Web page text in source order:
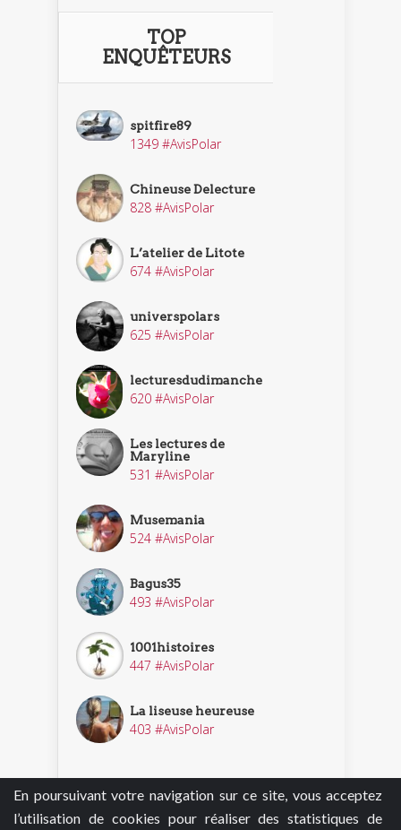
En poursuivant votre navigation sur ce site, vous acceptez
l’utilisation de cookies pour réaliser des statistiques de
TOP
ENQUÊTEURS
spitfire89
1349 #AvisPolar
Chineuse Delecture
828 #AvisPolar
L’atelier de Litote
674 #AvisPolar
universpolars
625 #AvisPolar
lecturesdudimanche
620 #AvisPolar
Les lectures de
Maryline
531 #AvisPolar
Musemania
524 #AvisPolar
Bagus35
493 #AvisPolar
1001histoires
447 #AvisPolar
La liseuse heureuse
403 #AvisPolar
Découvrir nos enquêteurs